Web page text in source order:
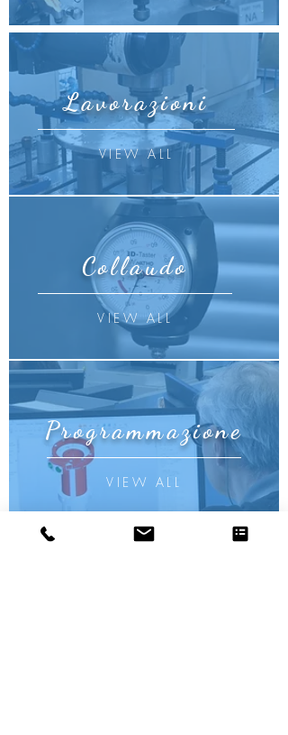
Lavorazioni
VIEW ALL
Collaudo
VIEW ALL
Programmazione
VIEW ALL